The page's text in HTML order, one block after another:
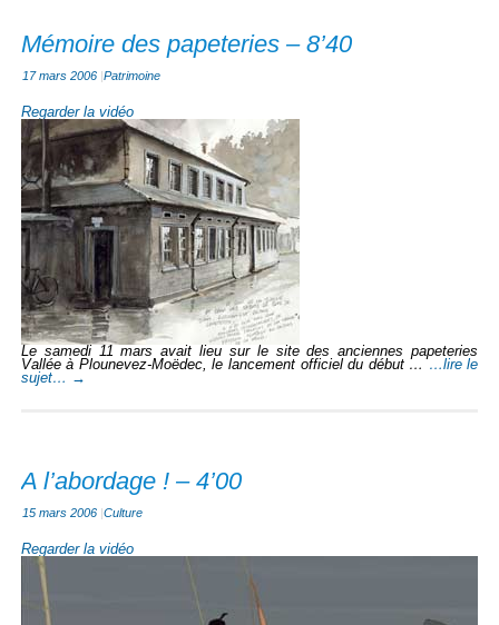
Mémoire des papeteries – 8’40
17 mars 2006 Patrimoine
Regarder la vidéo
Le samedi 11 mars avait lieu sur le site des anciennes papeteries
Vallée à Plounevez-Moëdec, le lancement officiel du début ……lire le
sujet… →
A l’abordage ! – 4’00
15 mars 2006 Culture
Regarder la vidéo